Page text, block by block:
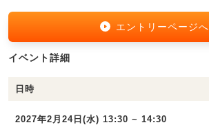
エントリーページへ
イベント詳細
日時
2027年2月24日(水) 13:30 ~ 14:30